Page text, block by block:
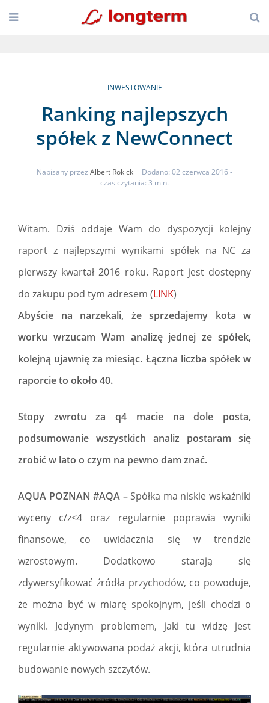
INWESTOWANIE
Ranking najlepszych
spółek z NewConnect
Napisany przez Albert Rokicki Dodano: 02 czerwca 2016-
czas czytania: 3 min.
Witam. Dziś oddaje Wam do dyspozycji kolejny
raport z najlepszymi wynikami spółek na NC za
pierwszy kwartał 2016 roku. Raport jest dostępny
do zakupu pod tym adresem (LINK)
Abyście na narzekali, że sprzedajemy kota w
worku wrzucam Wam analizę jednej ze spółek,
kolejną ujawnię za miesiąc. Łączna liczba spółek w
raporcie to około 40.
Stopy zwrotu za q4 macie na dole posta,
podsumowanie wszystkich analiz postaram się
zrobić w lato o czym na pewno dam znać.
AQUA POZNAN #AQA – Spółka ma niskie wskaźniki
wyceny c/z<4 oraz regularnie poprawia wyniki
finansowe, co uwidacznia się w trendzie
wzrostowym. Dodatkowo starają się
zdywersyfikować źródła przychodów, co powoduje,
że można być w miarę spokojnym, jeśli chodzi o
wyniki. Jedynym problemem, jaki tu widzę jest
regularnie aktywowana podaż akcji, która utrudnia
budowanie nowych szczytów.